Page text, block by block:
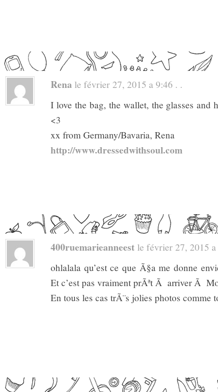
Rena le février 27, 2015 a 9:46 . .
I love the bag, the wallet, the glasses and
<3
xx from Germany/Bavaria, Rena
http://www.dressedwithsoul.com
400ruemarieanneest le février 27, 2015
ohlalala qu’est ce que Ã§a me donne
Et c’est pas vraiment prÃªt Ã arriver Ã
En tous les cas trÃ¨s jolies photos comme